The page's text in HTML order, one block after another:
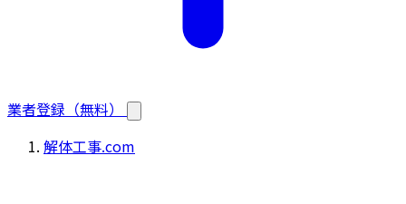
業者登録（無料）
解体工事.com